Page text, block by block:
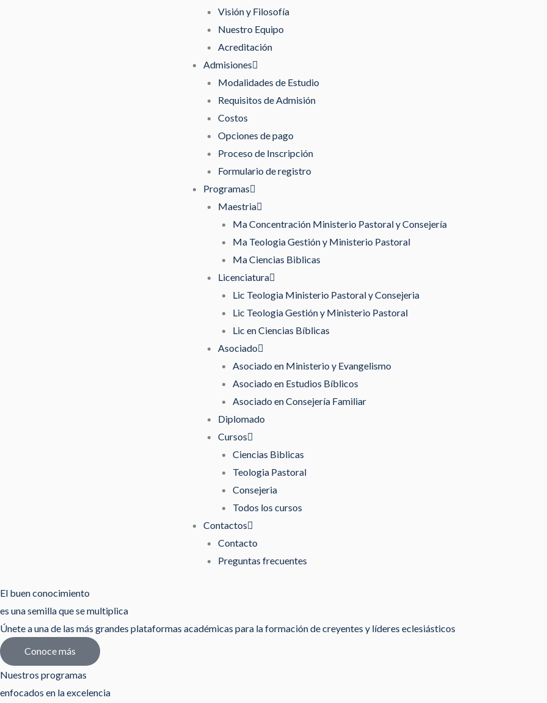
Visión y Filosofía
Nuestro Equipo
Acreditación
Admisiones
Modalidades de Estudio
Requisitos de Admisión
Costos
Opciones de pago
Proceso de Inscripción
Formulario de registro
Programas
Maestria
Ma Concentración Ministerio Pastoral y Consejería
Ma Teologia Gestión y Ministerio Pastoral
Ma Ciencias Biblicas
Licenciatura
Lic Teologia Ministerio Pastoral y Consejeria
Lic Teologia Gestión y Ministerio Pastoral
Lic en Ciencias Bíblicas
Asociado
Asociado en Ministerio y Evangelismo
Asociado en Estudios Bíblicos
Asociado en Consejería Familiar
Diplomado
Cursos
Ciencias Biblicas
Teologia Pastoral
Consejeria
Todos los cursos
Contactos
Contacto
Preguntas frecuentes
El buen conocimiento
es una semilla que se multiplica
Únete a una de las más grandes plataformas académicas para la formación de creyentes y líderes eclesiásticos
Conoce más
Nuestros programas
enfocados en la excelencia